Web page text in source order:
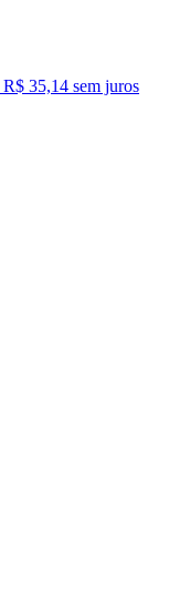
R$ 35,14 sem juros